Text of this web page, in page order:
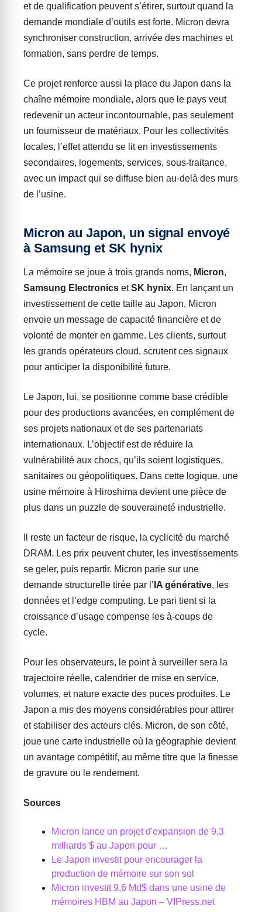
et de qualification peuvent s’étirer, surtout quand la
demande mondiale d’outils est forte. Micron devra
synchroniser construction, arrivée des machines et
formation, sans perdre de temps.
Ce projet renforce aussi la place du Japon dans la
chaîne mémoire mondiale, alors que le pays veut
redevenir un acteur incontournable, pas seulement
un fournisseur de matériaux. Pour les collectivités
locales, l’effet attendu se lit en investissements
secondaires, logements, services, sous-traitance,
avec un impact qui se diffuse bien au-delà des murs
de l’usine.
Micron au Japon, un signal envoyé
à Samsung et SK hynix
La mémoire se joue à trois grands noms, Micron,
Samsung Electronics etSK hynix. En lançant un
investissement de cette taille au Japon, Micron
envoie un message de capacité financière et de
volonté de monter en gamme. Les clients, surtout
les grands opérateurs cloud, scrutent ces signaux
pour anticiper la disponibilité future.
Le Japon, lui, se positionne comme base crédible
pour des productions avancées, en complément de
ses projets nationaux et de ses partenariats
internationaux. L’objectif est de réduire la
vulnérabilité aux chocs, qu’ils soient logistiques,
sanitaires ou géopolitiques. Dans cette logique, une
usine mémoire à Hiroshima devient une pièce de
plus dans un puzzle de souveraineté industrielle.
Il reste un facteur de risque, la cyclicité du marché
DRAM. Les prix peuvent chuter, les investissements
se geler, puis repartir. Micron parie sur une
demande structurelle tirée par l’ IA générative, les
données et l’edge computing. Le pari tient si la
croissance d’usage compense les à-coups de
cycle.
Pour les observateurs, le point à surveiller sera la
trajectoire réelle, calendrier de mise en service,
volumes, et nature exacte des puces produites. Le
Japon a mis des moyens considérables pour attirer
et stabiliser des acteurs clés. Micron, de son côté,
joue une carte industrielle où la géographie devient
un avantage compétitif, au même titre que la finesse
de gravure ou le rendement.
Sources
Micron lance un projet d'expansion de 9,3
milliards $ au Japon pour …
Le Japon investit pour encourager la
production de mémoire sur son sol
Micron investit 9,6 Md$ dans une usine de
mémoires HBM au Japon – VIPress.net